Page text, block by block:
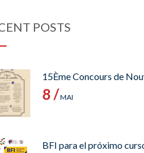
POSTS
15Ème Concours de
8 /MAI
BFI para el próximo